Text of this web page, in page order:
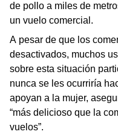
de pollo a miles de
un vuelo comercial.
A pesar de que los
desactivados, muchos
sobre esta situación
nunca se les ocurriría
apoyan a la mujer,
“más delicioso que la
vuelos”.